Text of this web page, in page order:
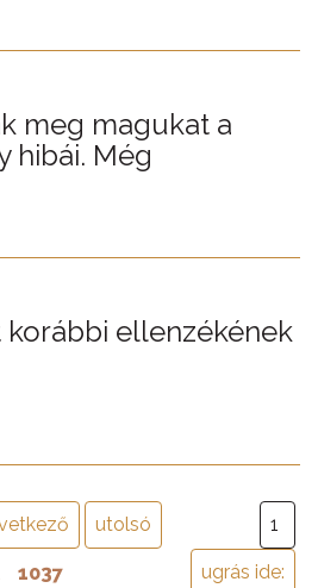
meg magukat a
hibái. Még
korábbi ellenzékének
utolsó
1037